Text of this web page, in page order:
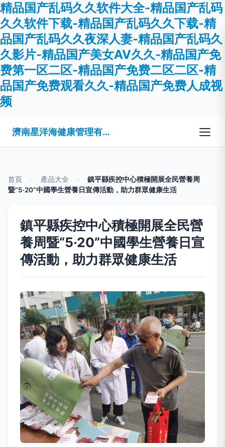
精品国产乱码久久软件大全-精品国产乱码
久久软件下载-精品国产乱码久久下载-精
品国产乱码久久夜深人妻-精品国产乱码久
久影片-精品国产美女AV久久-精品国产免
费第一区二区-精品国产免费二区二区-精
品国产免费观看久久-精品国产免费人成视
频
濟南星洋海健康管理有限公司
首頁 產品大全
鎮平縣疾控中心積極開展全民營養周
暨“5·20”中國學生營養日宣傳活動，助力群眾健康生活
鎮平縣疾控中心積極開展全民營
養周暨“5·20”中國學生營養日宣
傳活動，助力群眾健康生活